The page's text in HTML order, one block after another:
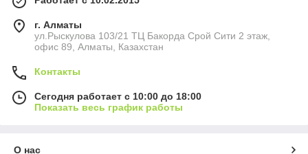
г. Алматы
ул.Рыскулова 103/21 ТЦ Бакорда Срой Сити 2 этаж,
офис 89, Алматы, Казахстан
Контакты
Сегодня работает с 10:00 до 18:00
Показать весь график работы
О нас